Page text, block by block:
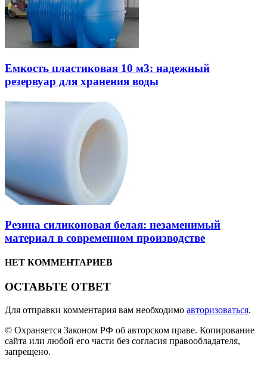
Емкость пластиковая 10 м3: надежный
резервуар для хранения воды
Резина силиконовая белая: незаменимый
материал в современном производстве
НЕТ КОММЕНТАРИЕВ
ОСТАВЬТЕ ОТВЕТ
Для отправки комментария вам необходимо авторизоваться.
© Охраняется Законом РФ об авторском праве. Копирование
сайта или любой его части без согласия правообладателя,
запрещено.